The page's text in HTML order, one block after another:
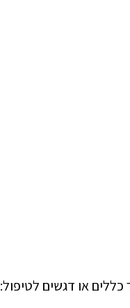
או דגשים לטיפול: